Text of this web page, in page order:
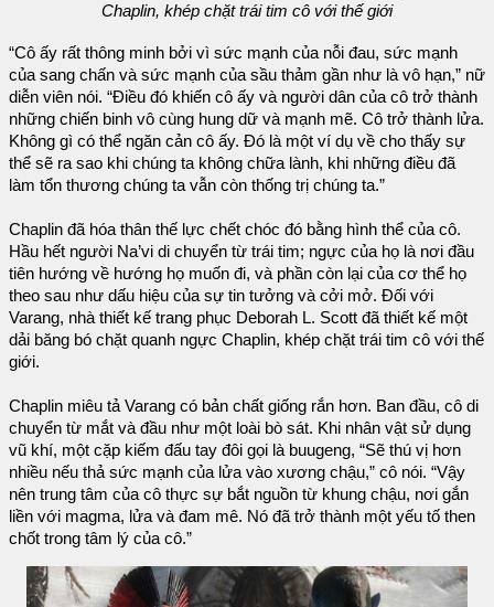
Chaplin, khép chặt trái tim cô với thế giới
“Cô ấy rất thông minh bởi vì sức mạnh của nỗi đau, sức mạnh
của sang chấn và sức mạnh của sầu thảm gần như là vô hạn,” nữ
diễn viên nói. “Điều đó khiến cô ấy và người dân của cô trở thành
những chiến binh vô cùng hung dữ và mạnh mẽ. Cô trở thành lửa.
Không gì có thể ngăn cản cô ấy. Đó là một ví dụ về cho thấy sự
thể sẽ ra sao khi chúng ta không chữa lành, khi những điều đã
làm tổn thương chúng ta vẫn còn thống trị chúng ta.”
Chaplin đã hóa thân thế lực chết chóc đó bằng hình thể của cô.
Hầu hết người Na’vi di chuyển từ trái tim; ngực của họ là nơi đầu
tiên hướng về hướng họ muốn đi, và phần còn lại của cơ thể họ
theo sau như dấu hiệu của sự tin tưởng và cởi mở. Đối với
Varang, nhà thiết kế trang phục Deborah L. Scott đã thiết kế một
dải băng bó chặt quanh ngực Chaplin, khép chặt trái tim cô với thế
giới.
Chaplin miêu tả Varang có bản chất giống rắn hơn. Ban đầu, cô di
chuyển từ mắt và đầu như một loài bò sát. Khi nhân vật sử dụng
vũ khí, một cặp kiếm đấu tay đôi gọi là buugeng, “Sẽ thú vị hơn
nhiều nếu thả sức mạnh của lửa vào xương chậu,” cô nói. “Vậy
nên trung tâm của cô thực sự bắt nguồn từ khung chậu, nơi gắn
liền với magma, lửa và đam mê. Nó đã trở thành một yếu tố then
chốt trong tâm lý của cô.”